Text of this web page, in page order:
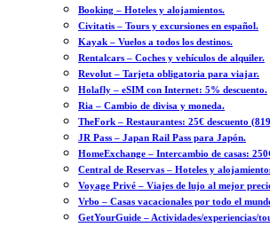
Booking – Hoteles y alojamientos.
Civitatis – Tours y excursiones en español.
Kayak – Vuelos a todos los destinos.
Rentalcars – Coches y vehículos de alquiler.
Revolut – Tarjeta obligatoria para viajar.
Holafly – eSIM con Internet: 5% descuento.
Ria – Cambio de divisa y moneda.
TheFork – Restaurantes: 25€ descuento
JR Pass – Japan Rail Pass para Japón.
HomeExchange – Intercambio de casas:
Central de Reservas – Hoteles y
Voyage Privé – Viajes de lujo al mejor
Vrbo – Casas vacacionales por todo el
GetYourGuide – Actividades/experiencias/